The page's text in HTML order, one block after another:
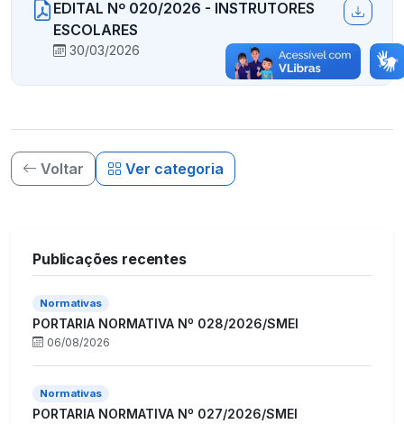
EDITAL Nº 020/2026 - INSTRUTORES
ESCOLARES
30/03/2026
Voltar Ver categoria
Publicações recentes
Normativas
PORTARIA NORMATIVA Nº 028/2026/SMEI
06/08/2026
Normativas
PORTARIA NORMATIVA Nº 027/2026/SMEI